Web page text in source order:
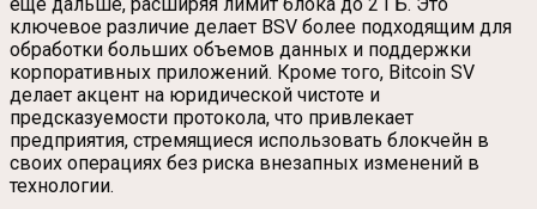
ключевое различие делает BSV более подходящим для
обработки больших объемов данных и поддержки
корпоративных приложений. Кроме того, Bitcoin SV
делает акцент на юридической чистоте и
предсказуемости протокола, что привлекает
предприятия, стремящиеся использовать блокчейн в
своих операциях без риска внезапных изменений в
технологии.